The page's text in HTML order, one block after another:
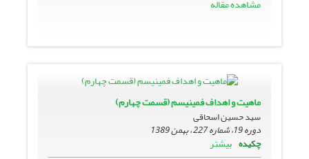
مشاهده مقاله
ماهیت و اهداف فمینیسم (قسمت چهارم)
سید حسین اسحاقی
دوره 19، شماره 227 ، بهمن 1389
چکیده بیشتر